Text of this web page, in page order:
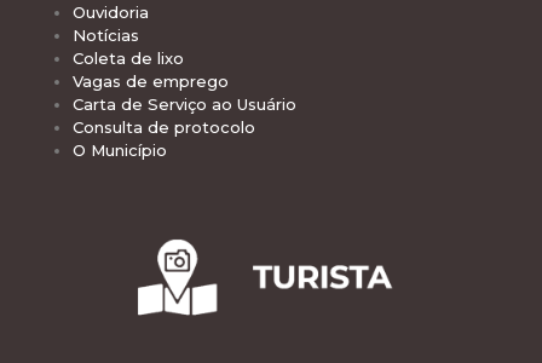
Ouvidoria
Notícias
Coleta de lixo
Vagas de emprego
Carta de Serviço ao Usuário
Consulta de protocolo
O Município